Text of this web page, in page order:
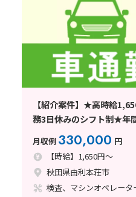
【紹介案件】★高時給
務3日休みのシフト制★年
月収例 330,000 円
【時給】1,650円～
秋田県由利本荘市
検査、マシンオペレータ